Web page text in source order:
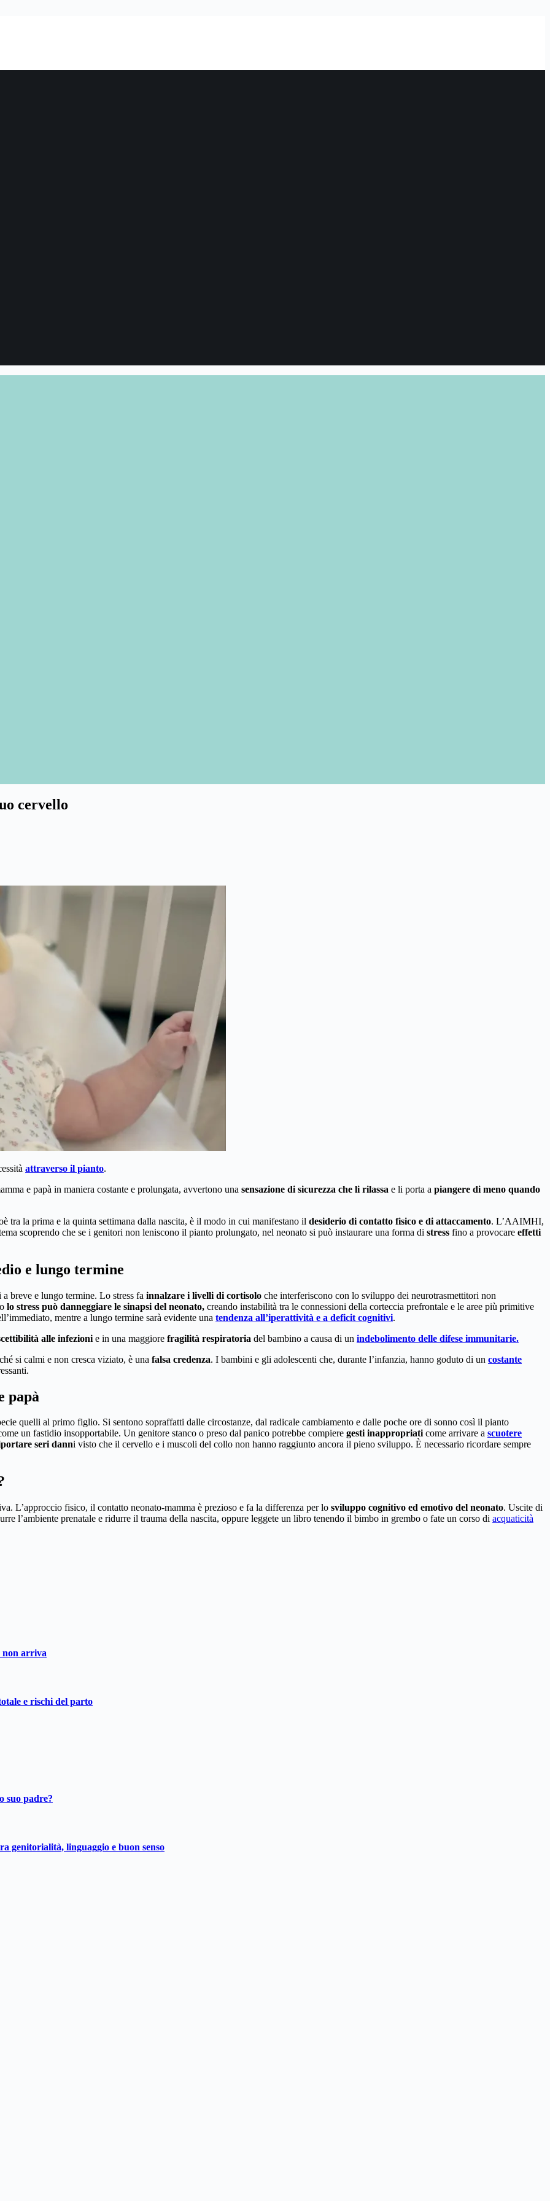
cervello
attraverso il pianto.
e papà in maniera costante e prolungata, avvertono una sensazione di sicurezza che li rilassa e li porta a piangere di meno quando
tra la prima e la quinta settimana dalla nascita, è il modo in cui manifestano il desiderio di contatto fisico e di attaccamento. L’AAIMHI,
scoprendo che se i genitori non leniscono il pianto prolungato, nel neonato si può instaurare una forma di stress fino a provocare effetti
e lungo termine
breve e lungo termine. Lo stress fa innalzare i livelli di cortisolo che interferiscono con lo sviluppo dei neurotrasmettitori non
lo stress può danneggiare le sinapsi del neonato, creando instabilità tra le connessioni della corteccia prefrontale e le aree più primitive
mentre a lungo termine sarà evidente una tendenza all’iperattività e a deficit cognitivi.
alle infezioni e in una maggiore fragilità respiratoria del bambino a causa di un indebolimento delle difese immunitarie.
si calmi e non cresca viziato, è una falsa credenza. I bambini e gli adolescenti che, durante l’infanzia, hanno goduto di un costante
papà
quelli al primo figlio. Si sentono sopraffatti dalle circostanze, dal radicale cambiamento e dalle poche ore di sonno così il pianto
un fastidio insopportabile. Un genitore stanco o preso dal panico potrebbe compiere gesti inappropriaticome arrivare a scuotere
seri danni visto che il cervello e i muscoli del collo non hanno raggiunto ancora il pieno sviluppo. È necessario ricordare sempre
L’approccio fisico, il contatto neonato-mamma è prezioso e fa la differenza per lo sviluppo cognitivo ed emotivo del neonato. Uscite di
l’ambiente prenatale e ridurre il trauma della nascita, oppure leggete un libro tenendo il bimbo in grembo o fate un corso di acquaticità
non arriva
e rischi del parto
suo padre?
genitorialità, linguaggio e buon senso